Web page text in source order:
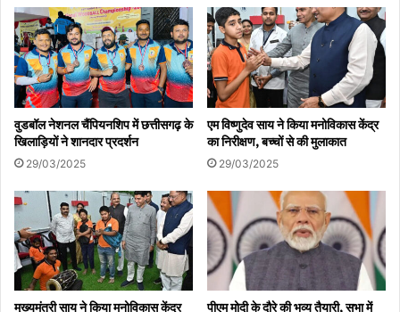
वुडबॉल नेशनल चैंपियनशिप में छत्तीसगढ़ के
खिलाड़ियों ने शानदार प्रदर्शन
29/03/2025
एम विष्णुदेव साय ने किया मनोविकास केंद्र
का निरीक्षण, बच्चों से की मुलाकात
29/03/2025
मुख्यमंत्री साय ने किया मनोविकास केंद्र
पीएम मोदी के दौरे की भव्य तैयारी, सभा में